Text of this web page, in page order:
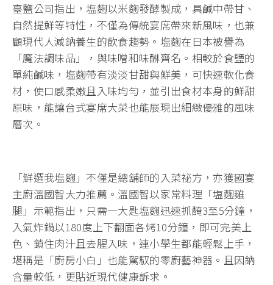
臺鹽公司指出，塩麴以米麴發酵製成，具鹹中帶甘、
自然提鮮等特性，不僅為傳統宴席帶來新風味，也兼
顧現代人減鈉養生的飲食趨勢。塩麴在日本被譽為
「魔法調味品」，與味噌和味醂齊名。相較於食鹽的
單純鹹味，塩麴帶有淡淡甘甜與鮮美，可快速軟化食
材，使口感柔嫩且入味均勻，並引出食材本身的鮮甜
原味，能讓台式宴席大菜也能展現出細緻優雅的風味
層次。
「鮮選我塩麴」不僅是總舖師的入菜祕方，亦獲國宴
主廚溫國智大力推薦。溫國智以家常料理「塩麴雞
腿」示範指出，只需一大匙塩麴迅速抓醃3至5分鐘，
入氣炸鍋以180度上下翻面各烤10分鐘，即可完美上
色、鎖住肉汁且去腥入味，連小學生都能輕鬆上手，
堪稱是「廚房小白」也能駕馭的零廚藝神器。且因鈉
含量較低，更貼近現代健康訴求。